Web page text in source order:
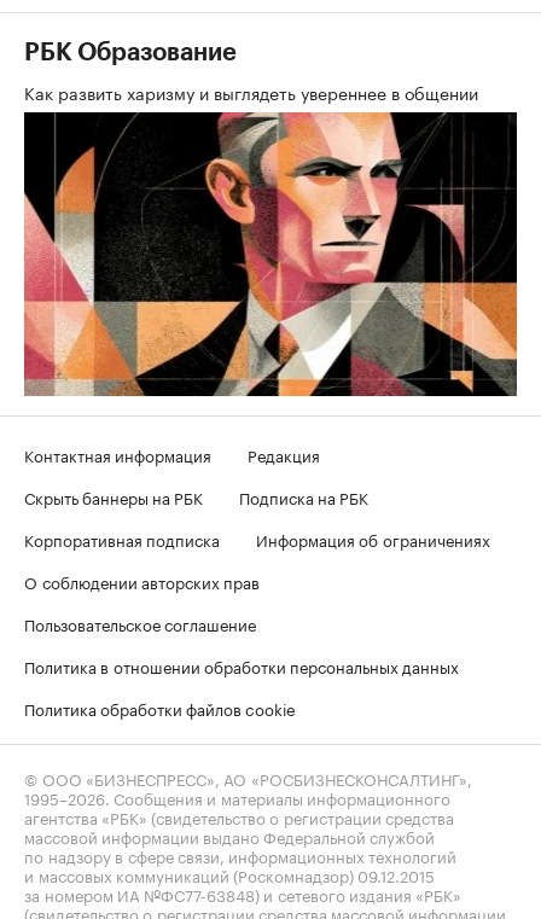
РБК Образование
Как развить харизму и выглядеть увереннее в общении
Контактная информация
Редакция
Скрыть баннеры на РБК
Подписка на РБК
Корпоративная подписка
Информация об ограничениях
О соблюдении авторских прав
Пользовательское соглашение
Политика в отношении обработки персональных данных
Политика обработки файлов cookie
© ООО «БИЗНЕСПРЕСС», АО «РОСБИЗНЕСКОНСАЛТИНГ»,
1995–2026. Сообщения и материалы информационного
агентства «РБК» (свидетельство о регистрации средства
массовой информации выдано Федеральной службой
по надзору в сфере связи, информационных технологий
и массовых коммуникаций (Роскомнадзор) 09.12.2015
за номером ИА №ФС77-63848) и сетевого издания «РБК»
(свидетельство о регистрации средства массовой информации